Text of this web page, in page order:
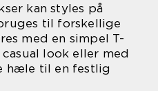
kan styles på
til forskellige
med en simpel T-
look eller med
hæle til en festlig